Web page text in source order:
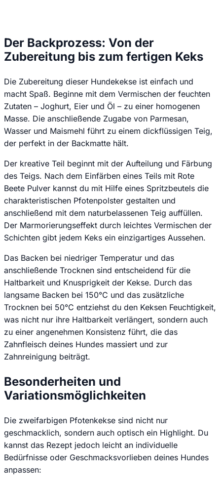
Der Backprozess: Von der
Zubereitung bis zum fertigen Keks
Die Zubereitung dieser Hundekekse ist einfach und
macht Spaß. Beginne mit dem Vermischen der feuchten
Zutaten – Joghurt, Eier und Öl – zu einer homogenen
Masse. Die anschließende Zugabe von Parmesan,
Wasser und Maismehl führt zu einem dickflüssigen Teig,
der perfekt in der Backmatte hält.
Der kreative Teil beginnt mit der Aufteilung und Färbung
des Teigs. Nach dem Einfärben eines Teils mit Rote
Beete Pulver kannst du mit Hilfe eines Spritzbeutels die
charakteristischen Pfotenpolster gestalten und
anschließend mit dem naturbelassenen Teig auffüllen.
Der Marmorierungseffekt durch leichtes Vermischen der
Schichten gibt jedem Keks ein einzigartiges Aussehen.
Das Backen bei niedriger Temperatur und das
anschließende Trocknen sind entscheidend für die
Haltbarkeit und Knusprigkeit der Kekse. Durch das
langsame Backen bei 150°C und das zusätzliche
Trocknen bei 50°C entziehst du den Keksen Feuchtigkeit,
was nicht nur ihre Haltbarkeit verlängert, sondern auch
zu einer angenehmen Konsistenz führt, die das
Zahnfleisch deines Hundes massiert und zur
Zahnreinigung beiträgt.
Besonderheiten und
Variationsmöglichkeiten
Die zweifarbigen Pfotenkekse sind nicht nur
geschmacklich, sondern auch optisch ein Highlight. Du
kannst das Rezept jedoch leicht an individuelle
Bedürfnisse oder Geschmacksvorlieben deines Hundes
anpassen: